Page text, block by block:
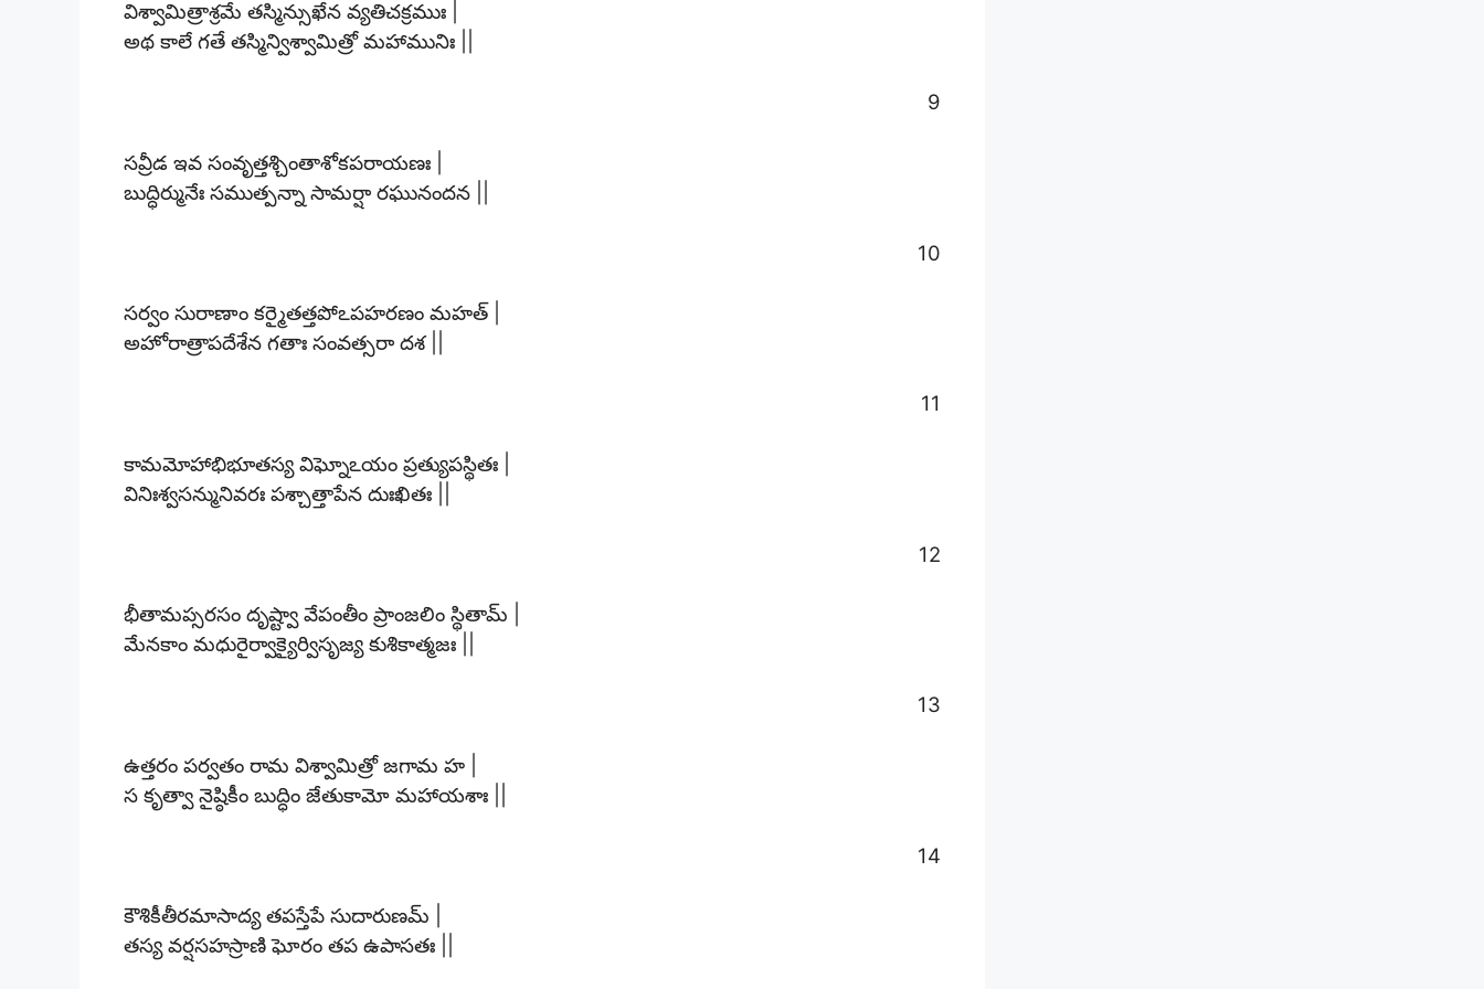
విశ్వామిత్రాశ్రమే తస్మిన్సుఖేన వ్యతిచక్రముః |
అథ కాలే గతే తస్మిన్విశ్వామిత్రో మహామునిః ||
9
సవ్రీడ ఇవ సంవృత్తశ్చింతాశోకపరాయణః |
బుద్ధిర్మునేః సముత్పన్నా సామర్షా రఘునందన ||
10
సర్వం సురాణాం కర్మైతత్తపోఽపహరణం మహత్ |
అహోరాత్రాపదేశేన గతాః సంవత్సరా దశ ||
11
కామమోహాభిభూతస్య విఘ్నోఽయం ప్రత్యుపస్థితః |
వినిఃశ్వసన్మునివరః పశ్చాత్తాపేన దుఃఖితః ||
12
భీతామప్సరసం దృష్ట్వా వేపంతీం ప్రాంజలిం స్థితామ్ |
మేనకాం మధురైర్వాక్యైర్విసృజ్య కుశికాత్మజః ||
13
ఉత్తరం పర్వతం రామ విశ్వామిత్రో జగామ హ |
స కృత్వా నైష్ఠికీం బుద్ధిం జేతుకామో మహాయశాః ||
14
కౌశికీతీరమాసాద్య తపస్తేపే సుదారుణమ్ |
తస్య వర్షసహస్రాణి ఘోరం తప ఉపాసతః ||